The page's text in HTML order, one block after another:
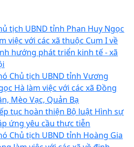
tịch UBND tỉnh Phan Huy Ngọc
việc với các xã thuộc Cụm I về
hướng phát triển kinh tế - xã
Chủ tịch UBND tỉnh Vương
Hà làm việc với các xã Đồng
Mèo Vạc, Quản Bạ
tục hoàn thiện Bộ luật Hình sự
ứng yêu cầu thực tiễn
Chủ tịch UBND tỉnh Hoàng Gia